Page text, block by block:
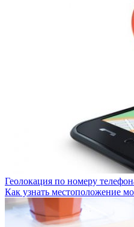
Геолокация по номеру
Как узнать местоположение